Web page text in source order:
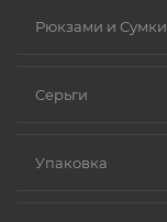
Рюкзами и Сумки
Серьги
Упаковка